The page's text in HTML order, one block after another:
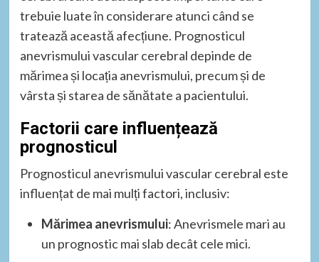
trebuie luate în considerare atunci când se
tratează această afecțiune. Prognosticul
anevrismului vascular cerebral depinde de
mărimea și locația anevrismului, precum și de
vârsta și starea de sănătate a pacientului.
Factorii care influențează
prognosticul
Prognosticul anevrismului vascular cerebral este
influențat de mai mulți factori, inclusiv:
Mărimea anevrismului: Anevrismele mari au
un prognostic mai slab decât cele mici.